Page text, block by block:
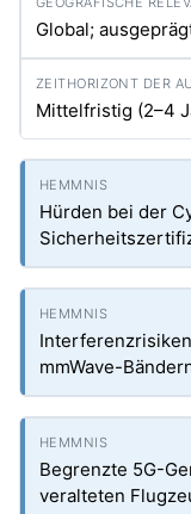
Global;
Mittelfristig (2–4
Hürden bei der
mmWave-
Begrenzte 5G-
veralteten